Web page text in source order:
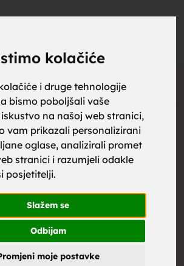
kolačiće
i druge tehnologije
bismo poboljšali vaše
na našoj web stranici,
vam prikazali personalizirani
oglase, analizirali promet
stranici i razumjeli odakle
posjetitelji.
Slažem se
Odbijam
moje postavke
Otključaj kontakt
1.99
+ Fotografij
, 50
brak,
za